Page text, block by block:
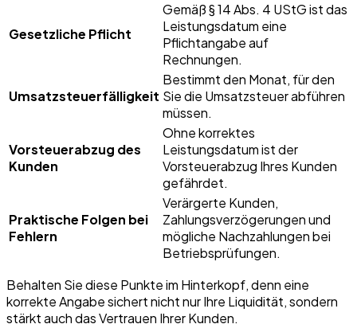
Gesetzliche Pflicht
Gemäß § 14 Abs. 4 UStG ist das
Leistungsdatum eine
Pflichtangabe auf
Rechnungen.
Umsatzsteuerfälligkeit
Bestimmt den Monat, für den
Sie die Umsatzsteuer abführen
müssen.
Vorsteuerabzug des
Kunden
Ohne korrektes
Leistungsdatum ist der
Vorsteuerabzug Ihres Kunden
gefährdet.
Praktische Folgen bei
Fehlern
Verärgerte Kunden,
Zahlungsverzögerungen und
mögliche Nachzahlungen bei
Betriebsprüfungen.
Behalten Sie diese Punkte im Hinterkopf, denn eine
korrekte Angabe sichert nicht nur Ihre Liquidität, sondern
stärkt auch das Vertrauen Ihrer Kunden.